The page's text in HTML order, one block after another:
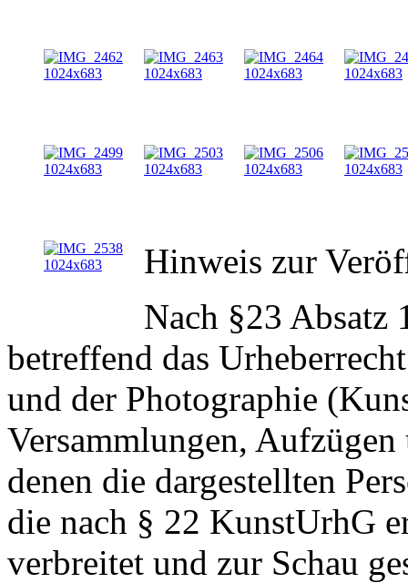
Hinweis zur
Nach §23 Absatz
betreffend das
und der Photographie
Versammlungen,
denen die dargestellten
die nach § 22 KunstUrhG
verbreitet und zur Schau